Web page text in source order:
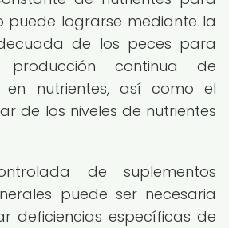
puede lograrse mediante la
de los peces para
continua de
en nutrientes, así como el
de los niveles de nutrientes
de suplementos
puede ser necesaria
deficiencias específicas de